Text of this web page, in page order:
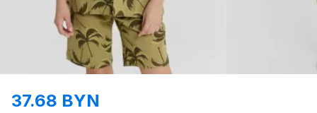
37.68 BYN